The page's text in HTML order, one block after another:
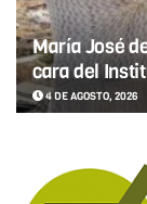
María José
cara del
4 DE AGOSTO, 2026